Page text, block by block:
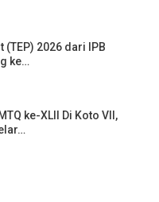
2026 dari IPB
ke…
ke-XLII Di Koto VII,